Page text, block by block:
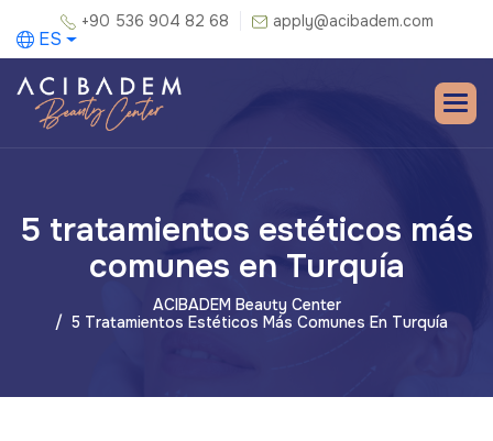
+90 536 904 82 68 apply@acibadem.com
ES
5 tratamientos estéticos más
comunes en Turquía
ACIBADEM Beauty Center
5 Tratamientos Estéticos Más Comunes En Turquía